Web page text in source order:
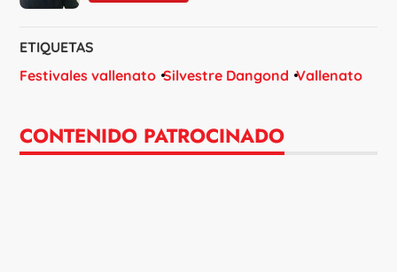
ETIQUETAS
Festivales vallenato Silvestre Dangond Vallenato
CONTENIDO PATROCINADO